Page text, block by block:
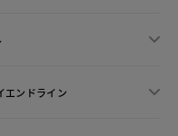
エンドライン